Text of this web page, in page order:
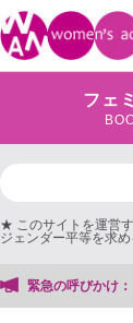
フェ
★ このサイトを運営
ジェンダー平等を求
緊急の呼びかけ：
検事への性的暴